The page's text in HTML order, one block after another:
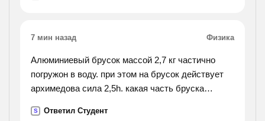
7 мин назад Физика
Алюминиевый брусок массой 2,7 кг частично
погружон в воду. при этом на брусок действует
архимедова сила 2,5h. какая часть бруска
S Ответил Студент